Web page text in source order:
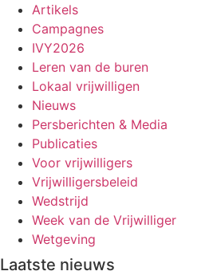
Artikels
Campagnes
IVY2026
Leren van de buren
Lokaal vrijwilligen
Nieuws
Persberichten & Media
Publicaties
Voor vrijwilligers
Vrijwilligersbeleid
Wedstrijd
Week van de Vrijwilliger
Wetgeving
Laatste nieuws